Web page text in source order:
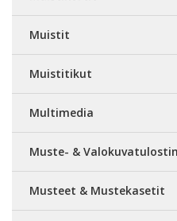
Muistit
Muistitikut
Multimedia
Muste- &
Musteet & Mustekasetit